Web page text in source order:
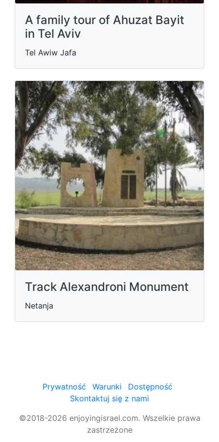
A family tour of Ahuzat Bayit
in Tel Aviv
Tel Awiw Jafa
Track Alexandroni Monument
Netanja
Prywatność Warunki
Dostępność
Skontaktuj się z nami
©2018-2026 enjoyingisrael.com. Wszelkie prawa
zastrzeżone